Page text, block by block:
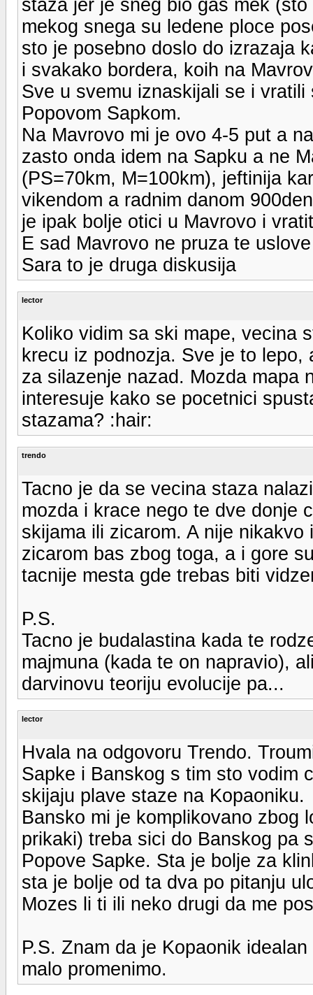
staza jer je sneg bio gas mek
mekog snega su ledene ploce
sto je posebno doslo do izrazaja
i svakako bordera, koih na
Sve u svemu iznaskijali se i
Popovom Sapkom.
Na Mavrovo mi je ovo 4-5 put a
zasto onda idem na Sapku a ne
(PS=70km, M=100km), jeftinija
vikendom a radnim danom
je ipak bolje otici u Mavrovo i
E sad Mavrovo ne pruza te
Sara to je druga diskusija
lector
Koliko vidim sa ski mape, vecina
krecu iz podnozja. Sve je to
za silazenje nazad. Mozda mapa
interesuje kako se pocetnici
stazama? :hair:
trendo
Tacno je da se vecina staza
mozda i krace nego te dve donje
skijama ili zicarom. A nije
zicarom bas zbog toga, a i gore
tacnije mesta gde trebas biti
P.S.
Tacno je budalastina kada te
majmuna (kada te on napravio),
darvinovu teoriju evolucije pa...
lector
Hvala na odgovoru Trendo.
Sapke i Banskog s tim sto vodim
skijaju plave staze na Kopaoniku.
Bansko mi je komplikovano zbog
prikaki) treba sici do Banskog pa
Popove Sapke. Sta je bolje za
sta je bolje od ta dva po pitanju
Mozes li ti ili neko drugi da me
P.S. Znam da je Kopaonik
malo promenimo.